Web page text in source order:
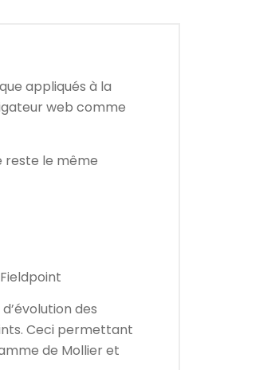
appliqués à la
web comme
reste le même
des
Ceci permettant
de Mollier et